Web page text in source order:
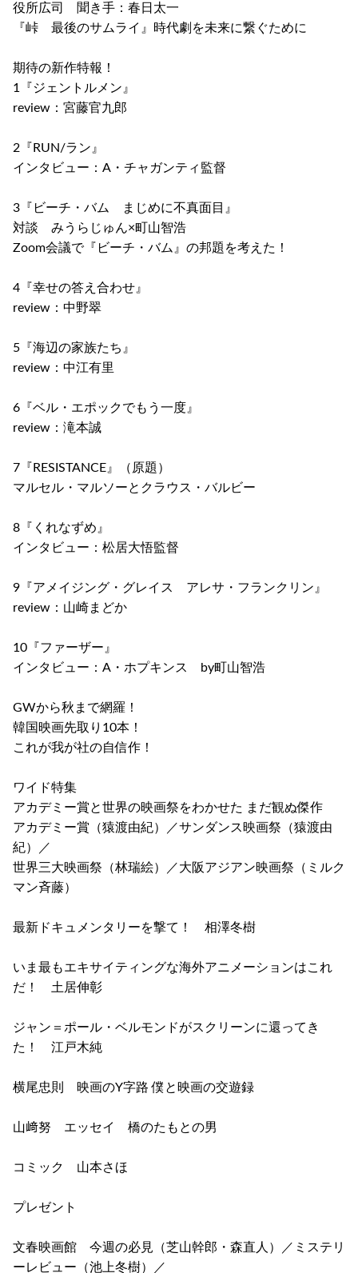
役所広司 聞き手：春日太一
『峠 最後のサムライ』時代劇を未来に繋ぐために
期待の新作特報！
1『ジェントルメン』
review：宮藤官九郎
2『RUN/ラン』
インタビュー：A・チャガンティ監督
3『ビーチ・バム まじめに不真面目』
対談 みうらじゅん×町山智浩
Zoom会議で『ビーチ・バム』の邦題を考えた！
4『幸せの答え合わせ』
review：中野翠
5『海辺の家族たち』
review：中江有里
6『ベル・エポックでもう一度』
review：滝本誠
7『RESISTANCE』（原題）
マルセル・マルソーとクラウス・バルビー
8『くれなずめ』
インタビュー：松居大悟監督
9『アメイジング・グレイス アレサ・フランクリン』
review：山崎まどか
10『ファーザー』
インタビュー：A・ホプキンス by町山智浩
GWから秋まで網羅！
韓国映画先取り10本！
これが我が社の自信作！
ワイド特集
アカデミー賞と世界の映画祭をわかせた まだ観ぬ傑作
アカデミー賞（猿渡由紀）／サンダンス映画祭（猿渡由
紀）／
世界三大映画祭（林瑞絵）／大阪アジアン映画祭（ミルク
マン斉藤）
最新ドキュメンタリーを撃て！ 相澤冬樹
いま最もエキサイティングな海外アニメーションはこれ
だ！ 土居伸彰
ジャン＝ポール・ベルモンドがスクリーンに還ってき
た！ 江戸木純
横尾忠則 映画のY字路 僕と映画の交遊録
山﨑努 エッセイ 橋のたもとの男
コミック 山本さほ
プレゼント
文春映画館 今週の必見（芝山幹郎・森直人）／ミステリ
ーレビュー（池上冬樹）／